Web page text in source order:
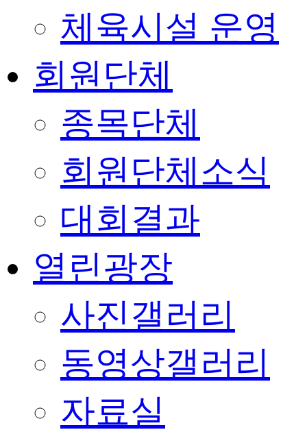
체육시설 운영
회원단체
종목단체
회원단체소식
대회결과
열린광장
사진갤러리
동영상갤러리
자료실